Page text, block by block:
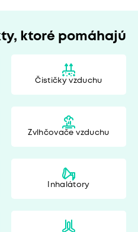
ktoré pomáhajú
Čističky vzduchu
Zvlhčovače vzduchu
Inhalátory